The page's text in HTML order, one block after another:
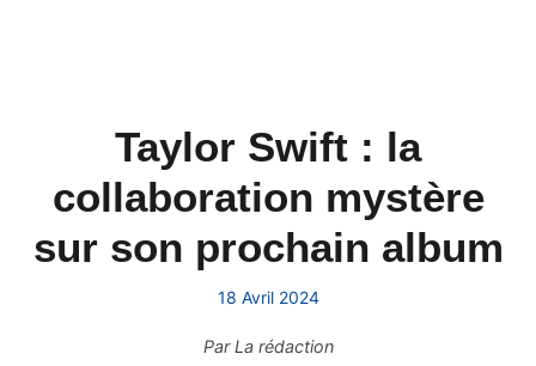
Taylor Swift : la
collaboration mystère
sur son prochain album
18 Avril 2024
ParLa rédaction